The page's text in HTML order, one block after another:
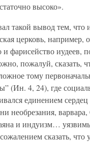
высоко».
такой вывод тем, что
церковь, например,
и фарисейство иудеев,
пожалуй, сказать,
тому
(Ин. 4, 24), где
единением
необрезания,
и индуизм…
сказать, что